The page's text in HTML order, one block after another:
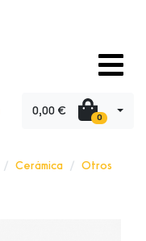
0,00 € 0
Cerámica
Otros